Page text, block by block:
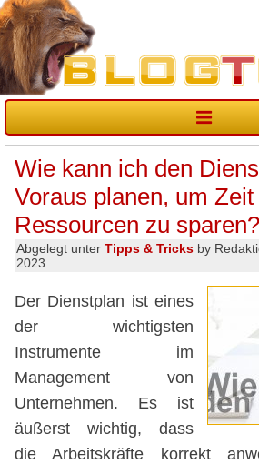
Wie kann ich den
Voraus planen, um Zeit
Ressourcen zu sparen?
Abgelegt unter Tipps & Tricks by
2023
Der Dienstplan ist eines
der wichtigsten
Instrumente im
Management von
Unternehmen. Es ist
äußerst wichtig, dass
die Arbeitskräfte korrekt